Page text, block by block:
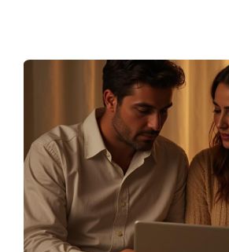
PREGUNTAS
¿Qué debo hacer si mi
Es importante establecer canales
desde el principio. Si no obtienes
considera programar una reunión para
preocupaciones directamente.
¿Cómo puedo medir si mi
funcionando?